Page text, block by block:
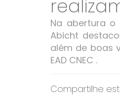
Na abertura o
Abicht
além de boas
EAD CNEC .
Compartilhe